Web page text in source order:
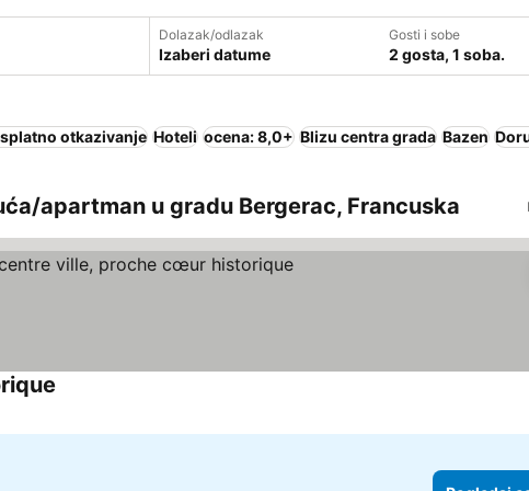
Dolazak/odlazak
Izaberi datume
Gosti i sobe
2 gosta, 1 soba.
otkazivanje Hoteli ocena: 8,0+ Blizu centra grada Bazen
apartman u gradu Bergerac, Francuska